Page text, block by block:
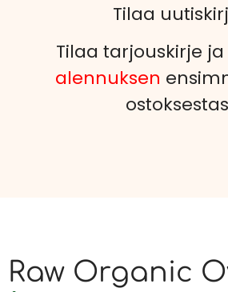
Tilaa
Tilaa tarjouskirje
alennuksen
Raw Organic